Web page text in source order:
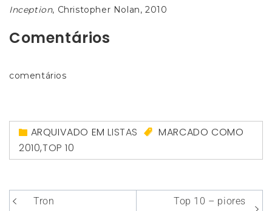
Inception, Christopher Nolan, 2010
Comentários
comentários
ARQUIVADO EMLISTAS
MARCADO COMO
2010,TOP 10
Navegação
Tron Top 10 – piores